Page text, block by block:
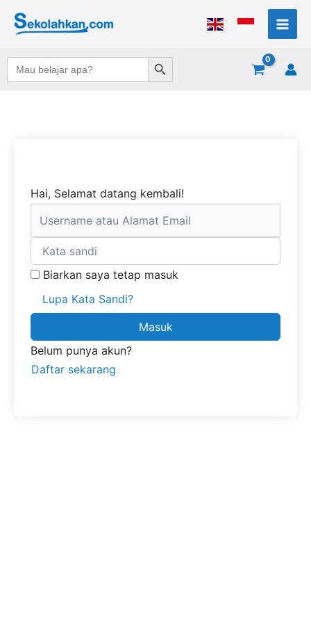
Lewati
Search
for:
Search Button
Hai, Selamat datang kembali!
Biarkan saya tetap masuk
Lupa Kata Sandi?
Masuk
Belum punya akun?
Daftar sekarang